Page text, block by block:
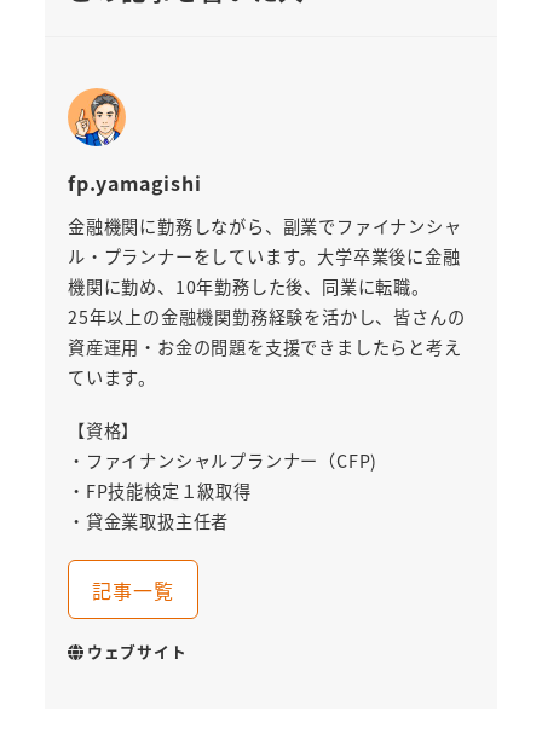
fp.yamagishi
金融機関に勤務しながら、副業でファイナンシャ
ル・プランナーをしています。大学卒業後に金融
機関に勤め、10年勤務した後、同業に転職。
25年以上の金融機関勤務経験を活かし、皆さんの
資産運用・お金の問題を支援できましたらと考え
ています。
【資格】
・ファイナンシャルプランナー（CFP)
・FP技能検定１級取得
・貸金業取扱主任者
記事一覧
ウェブサイト